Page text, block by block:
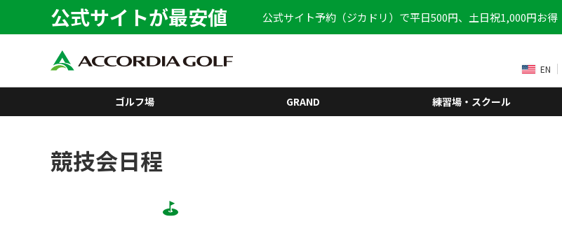
公式サイトが最安値 公式サイト予約（ジカドリ）で平日500円、土日祝1,000円お得
EN
ゴルフ場 GRAND 練習場・スクール
競技会日程